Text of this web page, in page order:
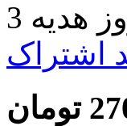
هدیه
اشتراک
تومان